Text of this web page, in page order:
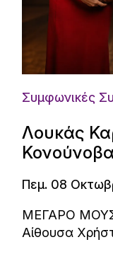
Συμφωνικές
Λουκάς
Πεμ. 08
ΜΕΓΑΡΟ
Αίθουσα